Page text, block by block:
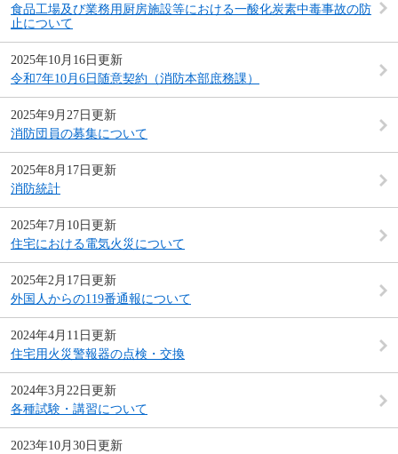
食品工場及び業務用厨房施設等における一酸化炭素中毒事故の防
止について
2025年10月16日更新
令和7年10月6日随意契約（消防本部庶務課）
2025年9月27日更新
消防団員の募集について
2025年8月17日更新
消防統計
2025年7月10日更新
住宅における電気火災について
2025年2月17日更新
外国人からの119番通報について
2024年4月11日更新
住宅用火災警報器の点検・交換
2024年3月22日更新
各種試験・講習について
2023年10月30日更新